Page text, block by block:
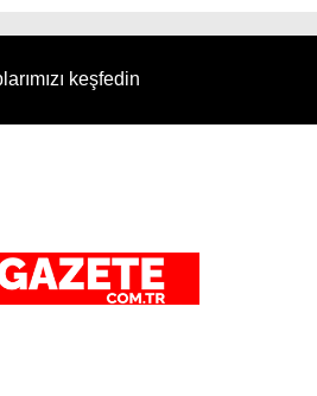
keşfedin